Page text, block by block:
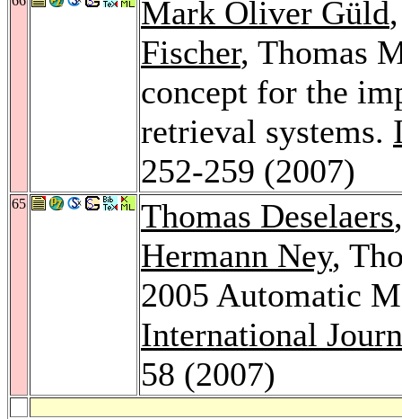
Mark Oliver Güld
Fischer, Thomas
concept for the
retrieval systems.
252-259 (2007)
65 Thomas Deselaers
Hermann Ney,
2005 Automatic
International
58 (2007)